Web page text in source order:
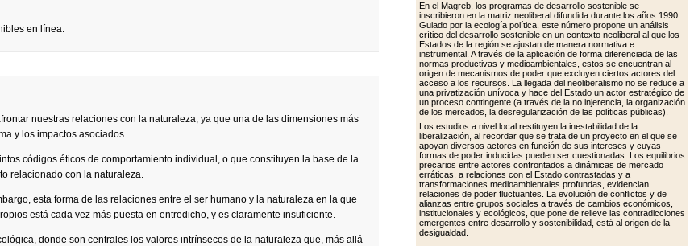
En el Magreb, los programas de desarrollo sostenible se
inscribieron en la matriz neoliberal difundida durante los años 1990.
Guiado por la ecología política, este número propone un análisis
crítico del desarrollo sostenible en un contexto neoliberal al que los
Estados de la región se ajustan de manera normativa e
instrumental. A través de la aplicación de forma diferenciada de las
normas productivas y medioambientales, estos se encuentran al
origen de mecanismos de poder que excluyen ciertos actores del
acceso a los recursos. La llegada del neoliberalismo no se reduce a
una privatización unívoca y hace del Estado un actor estratégico de
un proceso contingente (a través de la no injerencia, la organización
de los mercados, la desregularización de las políticas públicas).
Los estudios a nivel local restituyen la inestabilidad de la
liberalización, al recordar que se trata de un proyecto en el que se
apoyan diversos actores en función de sus intereses y cuyas
formas de poder inducidas pueden ser cuestionadas. Los equilibrios
precarios entre actores confrontados a dinámicas de mercado
erráticas, a relaciones con el Estado contrastadas y a
transformaciones medioambientales profundas, evidencian
relaciones de poder fluctuantes. La evolución de conflictos y de
alianzas entre grupos sociales a través de cambios económicos,
institucionales y ecológicos, que pone de relieve las contradicciones
emergentes entre desarrollo y sostenibilidad, está al origen de la
desigualdad.
en línea.
nuestras relaciones con la naturaleza, ya que una de las dimensiones más
y los impactos asociados.
códigos éticos de comportamiento individual, o que constituyen la base de la
relacionado con la naturaleza.
esta forma de las relaciones entre el ser humano y la naturaleza en la que
está cada vez más puesta en entredicho, y es claramente insuficiente.
donde son centrales los valores intrínsecos de la naturaleza que, más allá